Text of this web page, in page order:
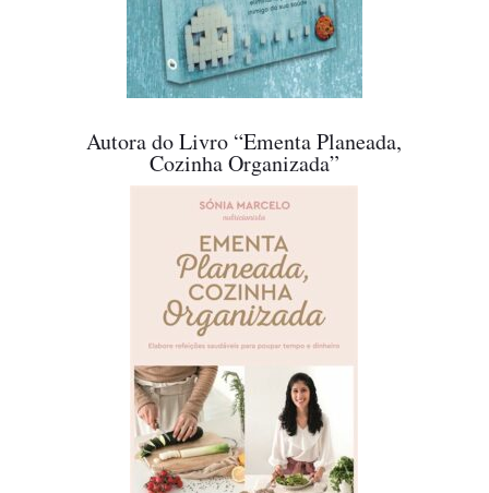
Autora do Livro “Ementa Planeada,
Cozinha Organizada”